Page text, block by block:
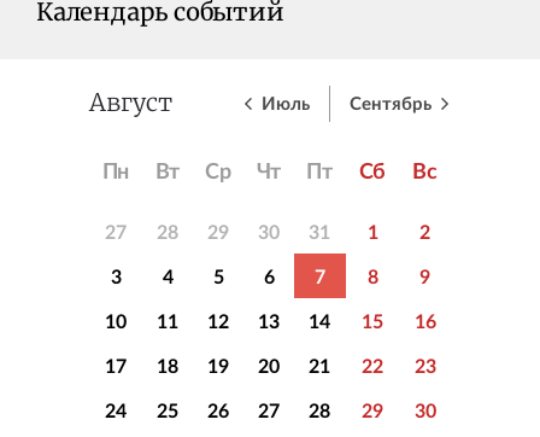
Календарь событий
Август Июль Сентябрь
Пн Вт Ср Чт Пт Сб Вс
27 28 29 30 31 1
2
3
4 5 6 7 8
9
10
11 12 13 14 15
16
17
18 19 20 21 22
23
24
25 26 27 28 29
30